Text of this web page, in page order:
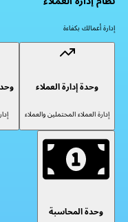
إدارة أعمالك بكفاءة
وحدة إدارة العملاء
إدارة العملاء المحتملين والعملاء
وحدة المحاسبة